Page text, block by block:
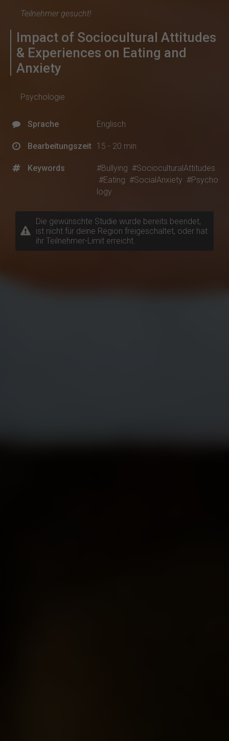
Teilnehmer gesucht!
Impact of Sociocultural Attitudes
& Experiences on Eating and
Anxiety
Psychologie
Sprache Englisch
Bearbeitungszeit 15 - 20 min
Keywords #Bullying #SocioculturalAttitudes
#Eating #SocialAnxiety #Psycho
logy
Die gewünschte Studie wurde bereits beendet,
ist nicht für deine Region freigeschaltet, oder hat
ihr Teilnehmer-Limit erreicht.